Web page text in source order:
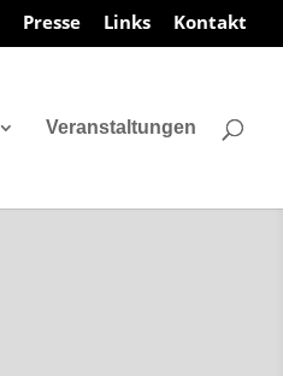
Presse Links Kontakt
Veranstaltungen